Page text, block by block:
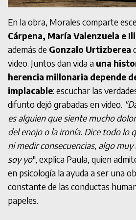
En la obra, Morales comparte
Cárpena, María Valenzuela e
además de Gonzalo Urtizberea
video. Juntos dan vida a una
herencia millonaria depende
implacable: escuchar las
difunto dejó grabadas en video.
es alguien que siente mucho
del enojo o la ironía. Dice todo lo
ni medir consecuencias, algo
soy yo", explica Paula, quien
en psicología la ayuda a ser una
constante de las conductas
papeles.